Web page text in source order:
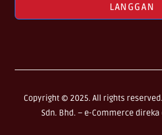
LANGGAN
Copyright © 2025. All rights
Sdn. Bhd. – e-Commerce direka